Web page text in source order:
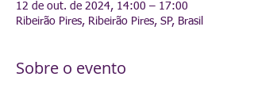
12 de out. de 2024, 14:00 – 17:00
Ribeirão Pires, Ribeirão Pires, SP, Brasil
Sobre o evento